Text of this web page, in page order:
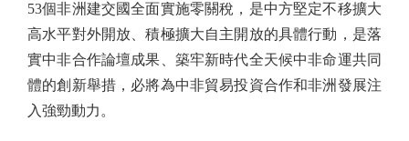
53個非洲建交國全面實施零關稅，是中方堅定不移擴大
高水平對外開放、積極擴大自主開放的具體行動，是落
實中非合作論壇成果、築牢新時代全天候中非命運共同
體的創新舉措，必將為中非貿易投資合作和非洲發展注
入強勁動力。